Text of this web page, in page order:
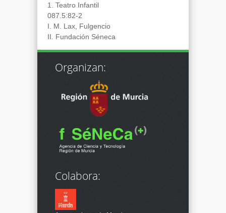
1. Teatro Infantil
087.5:82-2
I. M. Lax, Fulgencio
II. Fundación Séneca
Organizan:
Colabora: